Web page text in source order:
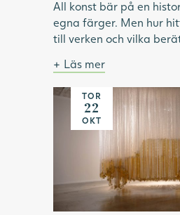
All konst bär på en
egna färger. Men hur
till verken och vilka
målningar och
som väckt begär, burit
förändrat hur världen
betraktats.
Ingår i entrébiljetten.
Bild: Carl Kylberg,
Göteborgs konstmuseum.
Läs mer
Många hängande band
gul bil
TOR
22
OKT